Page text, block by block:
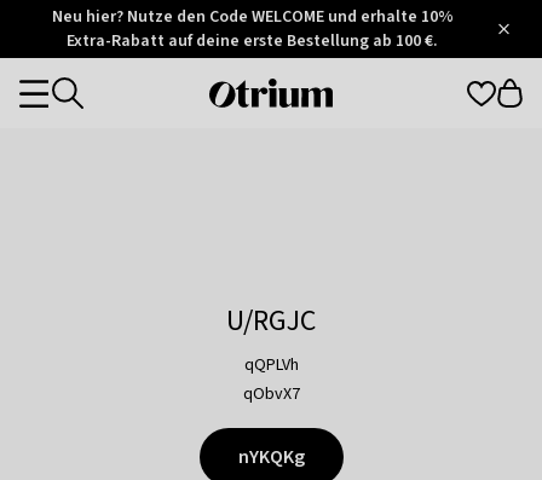
Otrium
Trustpilot
Neu hier? Nutze den Code WELCOME und erhalte 10%
Extra-Rabatt auf deine erste Bestellung ab 100 €.
Otrium
Categories
U/RGJC
qQPLVh
qObvX7
nYKQKg